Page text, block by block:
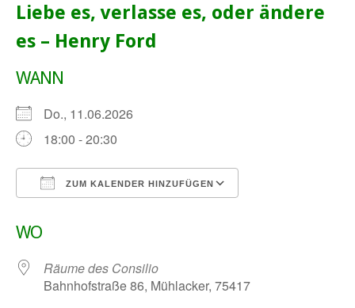
Liebe es, verlasse es, oder ändere
es – Henry Ford
WANN
Do., 11.06.2026
18:00 - 20:30
ZUM KALENDER HINZUFÜGEN
WO
Räume des Consilio
Bahnhofstraße 86, Mühlacker, 75417